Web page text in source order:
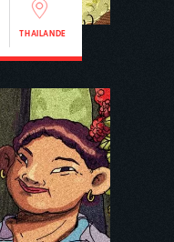
THAILANDE